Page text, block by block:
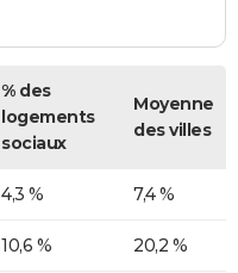
% des
logements
sociaux
Moyenne
des villes
4,3 % 7,4 %
10,6 % 20,2 %